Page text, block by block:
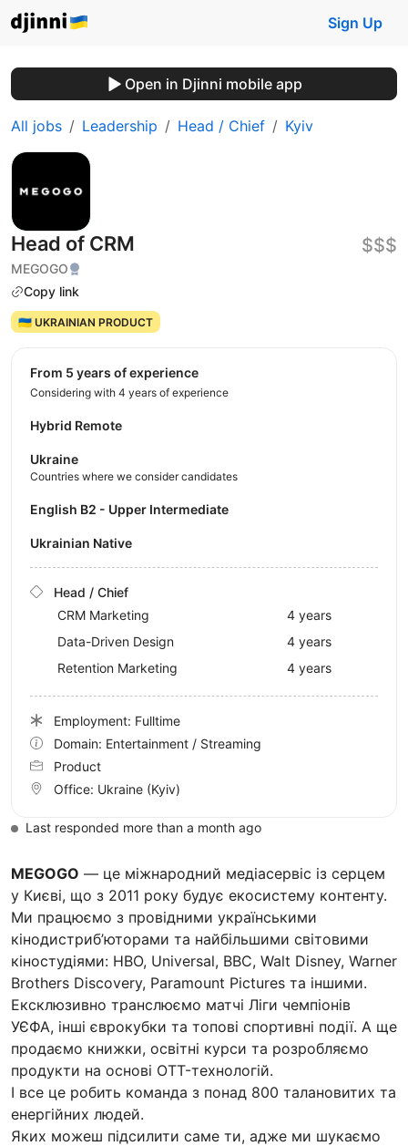
Sign Up
Open in Djinni mobile app
All jobs Leadership Head / Chief Kyiv
Head of CRM
MEGOGO
Copy link
$$$
🇺🇦 UKRAINIAN PRODUCT
MEGOGO — це міжнародний медіасервіс із серцем
у Києві, що з 2011 року будує екосистему контенту.
Ми працюємо з провідними українськими
кінодистриб’юторами та найбільшими світовими
кіностудіями: HBO, Universal, BBC, Walt Disney, Warner
Brothers Discovery, Paramount Pictures та іншими.
Ексклюзивно транслюємо матчі Ліги чемпіонів
УЄФА, інші єврокубки та топові спортивні події. А ще
продаємо книжки, освітні курси та розробляємо
продукти на основі OTT-технологій.
І все це робить команда з понад 800 талановитих та
енергійних людей.
Яких можеш підсилити саме ти, адже ми шукаємо
from 5 years of experience
Considering with 4 years of experience
Hybrid Remote
Ukraine
Countries where we consider candidates
English B2 - Upper Intermediate
Ukrainian Native
Head / Chief
CRM Marketing
4 years
Data-Driven Design
4 years
Retention Marketing
4 years
Employment: Fulltime
Domain: Entertainment / Streaming
Product
Office: Ukraine (Kyiv)
Last responded more than a month ago